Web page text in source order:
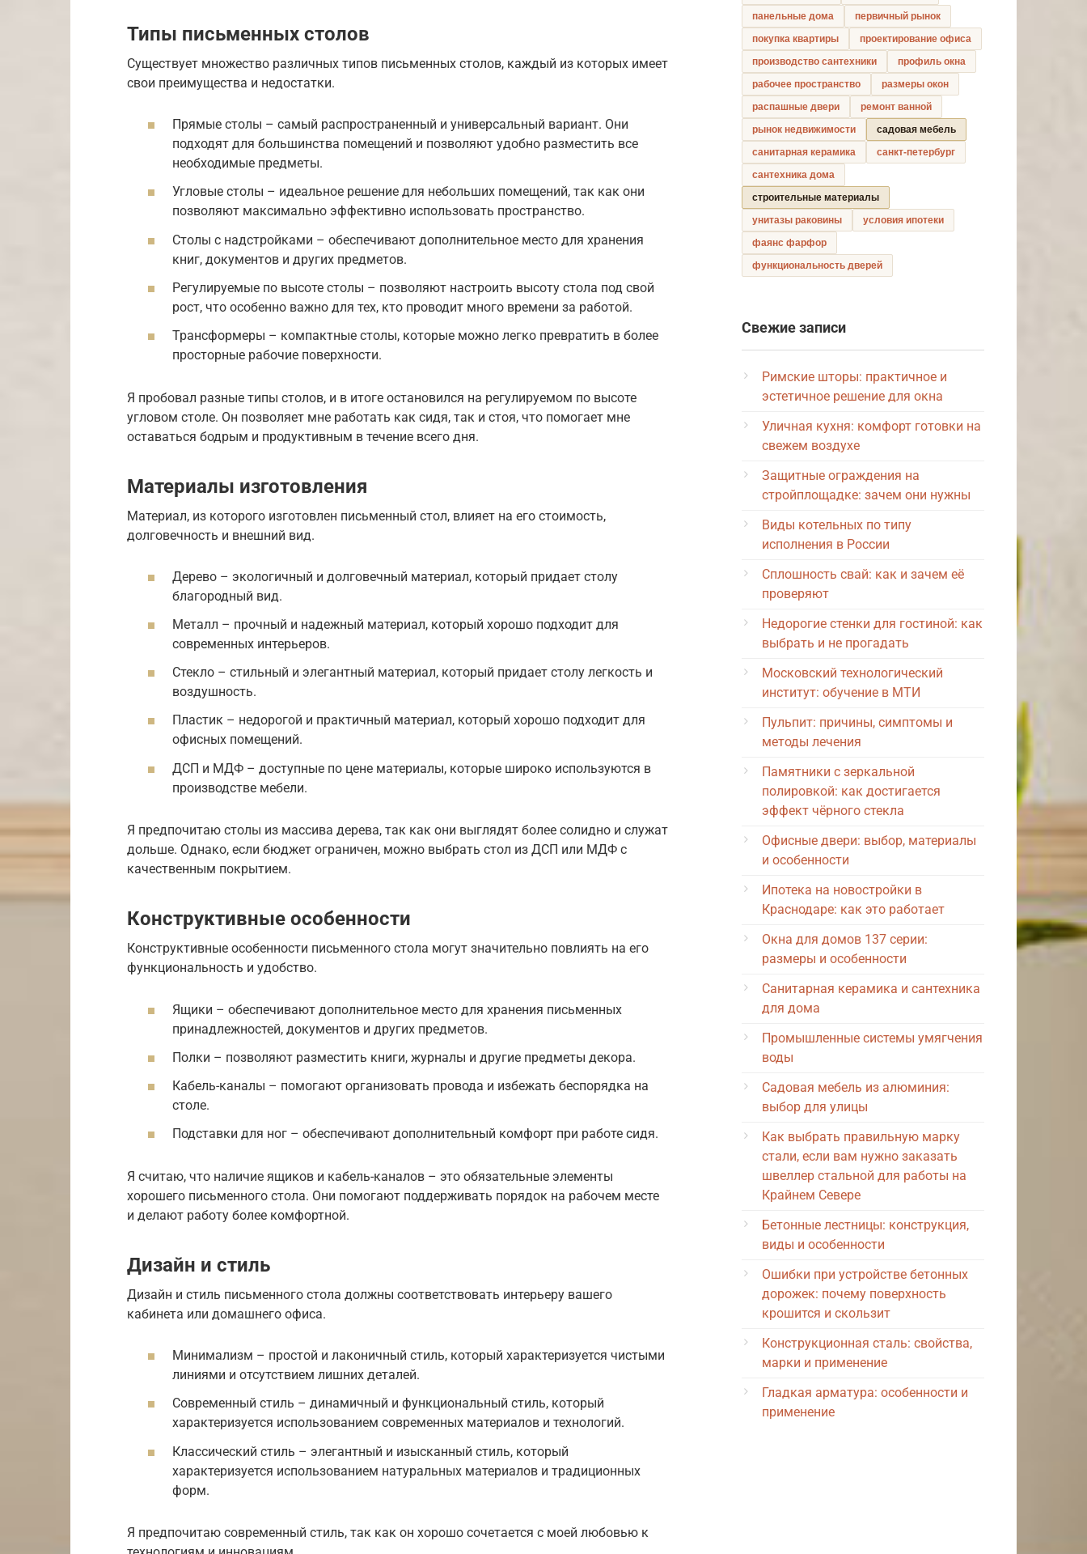
Типы письменных столов
Существует множество различных типов письменных столов, каждый из которых имеет
свои преимущества и недостатки.
Прямые столы – самый распространенный и универсальный вариант. Они
подходят для большинства помещений и позволяют удобно разместить все
необходимые предметы.
Угловые столы – идеальное решение для небольших помещений, так как они
позволяют максимально эффективно использовать пространство.
Столы с надстройками – обеспечивают дополнительное место для хранения
книг, документов и других предметов.
Регулируемые по высоте столы – позволяют настроить высоту стола под свой
рост, что особенно важно для тех, кто проводит много времени за работой.
Трансформеры – компактные столы, которые можно легко превратить в более
просторные рабочие поверхности.
Я пробовал разные типы столов, и в итоге остановился на регулируемом по высоте
угловом столе. Он позволяет мне работать как сидя, так и стоя, что помогает мне
оставаться бодрым и продуктивным в течение всего дня.
Материалы изготовления
Материал, из которого изготовлен письменный стол, влияет на его стоимость,
долговечность и внешний вид.
Дерево – экологичный и долговечный материал, который придает столу
благородный вид.
Металл – прочный и надежный материал, который хорошо подходит для
современных интерьеров.
Стекло – стильный и элегантный материал, который придает столу легкость и
воздушность.
Пластик – недорогой и практичный материал, который хорошо подходит для
офисных помещений.
ДСП и МДФ – доступные по цене материалы, которые широко используются в
производстве мебели.
Я предпочитаю столы из массива дерева, так как они выглядят более солидно и служат
дольше. Однако, если бюджет ограничен, можно выбрать стол из ДСП или МДФ с
качественным покрытием.
Конструктивные особенности
Конструктивные особенности письменного стола могут значительно повлиять на его
функциональность и удобство.
Ящики – обеспечивают дополнительное место для хранения письменных
принадлежностей, документов и других предметов.
Полки – позволяют разместить книги, журналы и другие предметы декора.
Кабель-каналы – помогают организовать провода и избежать беспорядка на
столе.
Подставки для ног – обеспечивают дополнительный комфорт при работе сидя.
Я считаю, что наличие ящиков и кабель-каналов – это обязательные элементы
хорошего письменного стола. Они помогают поддерживать порядок на рабочем месте
и делают работу более комфортной.
Дизайн и стиль
Дизайн и стиль письменного стола должны соответствовать интерьеру вашего
кабинета или домашнего офиса.
Минимализм – простой и лаконичный стиль, который характеризуется чистыми
линиями и отсутствием лишних деталей.
Современный стиль – динамичный и функциональный стиль, который
характеризуется использованием современных материалов и технологий.
Классический стиль – элегантный и изысканный стиль, который
характеризуется использованием натуральных материалов и традиционных
форм.
Я предпочитаю современный стиль, так как он хорошо сочетается с моей любовью к
панельные дома
первичный рынок
покупка квартиры
проектирование офиса
производство сантехники
профиль окна
рабочее пространство
размеры окон
распашные двери
ремонт ванной
рынок недвижимости
садовая мебель
санитарная керамика
санкт-петербург
сантехника дома
строительные материалы
унитазы раковины
условия ипотеки
фаянс фарфор
функциональность дверей
Свежие записи
Римские шторы: практичное и
эстетичное решение для окна
Уличная кухня: комфорт готовки на
свежем воздухе
Защитные ограждения на
стройплощадке: зачем они нужны
Виды котельных по типу
исполнения в России
Сплошность свай: как и зачем её
проверяют
Недорогие стенки для гостиной: как
выбрать и не прогадать
Московский технологический
институт: обучение в МТИ
Пульпит: причины, симптомы и
методы лечения
Памятники с зеркальной
полировкой: как достигается
эффект чёрного стекла
Офисные двери: выбор, материалы
и особенности
Ипотека на новостройки в
Краснодаре: как это работает
Окна для домов 137 серии:
размеры и особенности
Санитарная керамика и сантехника
для дома
Промышленные системы умягчения
воды
Садовая мебель из алюминия:
выбор для улицы
Как выбрать правильную марку
стали, если вам нужно заказать
швеллер стальной для работы на
Крайнем Севере
Бетонные лестницы: конструкция,
виды и особенности
Ошибки при устройстве бетонных
дорожек: почему поверхность
крошится и скользит
Конструкционная сталь: свойства,
марки и применение
Гладкая арматура: особенности и
применение